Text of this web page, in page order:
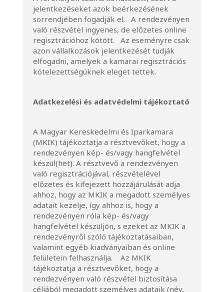
jelentkezéseket azok beérkezésének
sorrendjében fogadják el. A rendezvényen
való részvétel ingyenes, de előzetes online
regisztrációhoz kötött. Az eseményre csak
azon vállalkozások jelentkezését tudják
elfogadni, amelyek a kamarai regisztrációs
kötelezettségüknek eleget tettek.
Adatkezelési és adatvédelmi tájékoztató
A Magyar Kereskedelmi és Iparkamara
(MKIK) tájékoztatja a résztvevőket, hogy a
rendezvényen kép- és/vagy hangfelvétel
készül(het). A résztvevő a rendezvényen
való regisztrációjával, részvételével
előzetes és kifejezett hozzájárulását adja
ahhoz, hogy az MKIK a megadott személyes
adatait kezelje, így ahhoz is, hogy a
rendezvényen róla kép- és/vagy
hangfelvétel készüljön, s ezeket az MKIK a
rendezvényről szóló tájékoztatásaiban,
valamint egyéb kiadványaiban és online
felületein felhasználja. Az MKIK
tájékoztatja a résztvevőket, hogy a
rendezvényen való részvétel biztosítása
céljából megadott személyes adataik (név,